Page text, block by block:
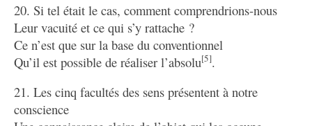
20. Si tel était le cas, comment comprendrions-nous
Leur vacuité et ce qui s’y rattache ?
Ce n’est que sur la base du conventionnel
Qu’il est possible de réaliser l’absolu[5].
21. Les cinq facultés des sens présentent à notre
conscience